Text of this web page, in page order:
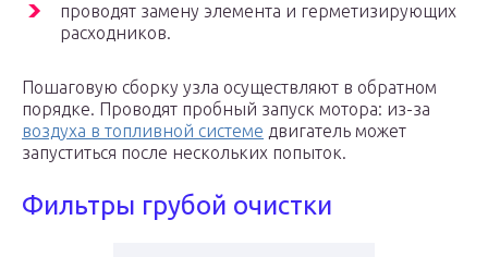
проводят замену элемента и герметизирующих
расходников.
Пошаговую сборку узла осуществляют в обратном
порядке. Проводят пробный запуск мотора: из-за
воздуха в топливной системе двигатель может
запуститься после нескольких попыток.
Фильтры грубой очистки